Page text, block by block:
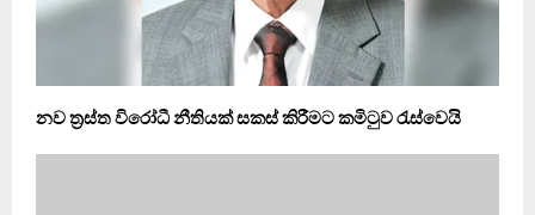
නව ත්‍රස්ත විරෝධී නීතියක් සකස් කිරීමට කමිටුව රැස්වෙයි